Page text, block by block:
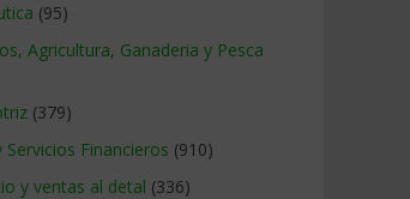
(95)
Agricultura, Ganaderia y Pesca
(379)
Servicios Financieros (910)
y ventas al detal (336)